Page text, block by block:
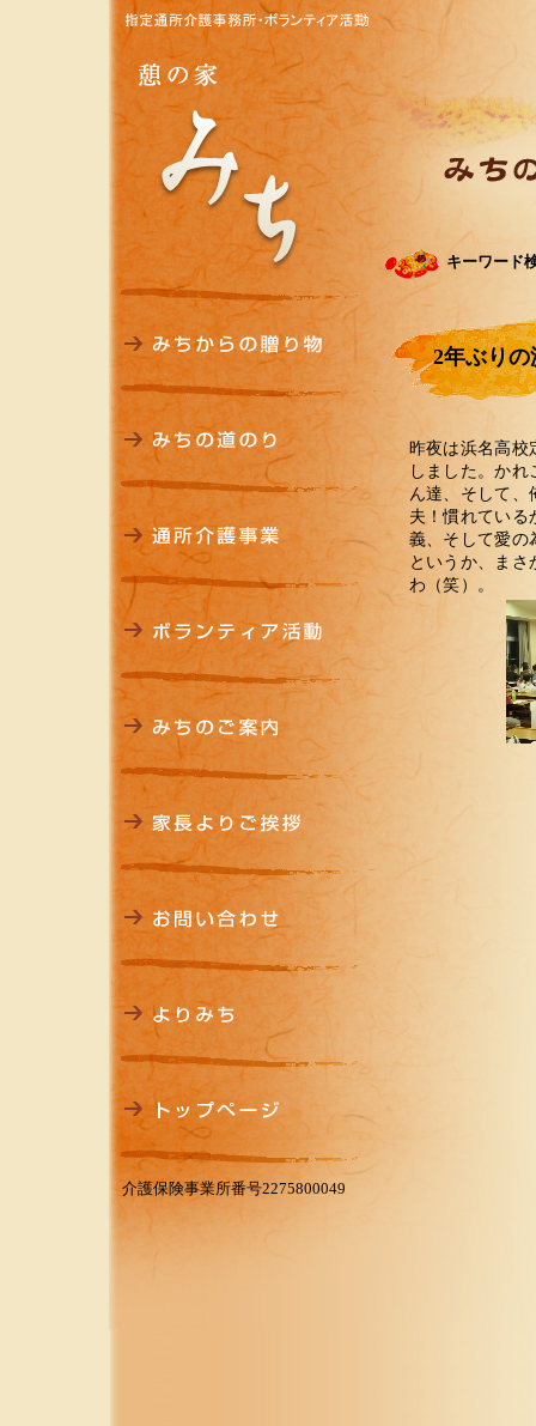
介護保険事業所番号2275800049
キーワード
2年ぶり
昨夜は浜名高校
しました。か
ん達、そして
夫！慣れてい
義、そして愛の
というか、ま
わ（笑）。